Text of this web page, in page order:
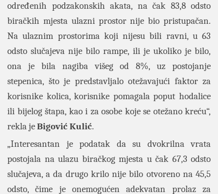
određenih podzakonskih akata, na čak 83,8 odsto
biračkih mjesta ulazni prostor nije bio pristupačan.
Na ulaznim prostorima koji nijesu bili ravni, u 63
odsto slučajeva nije bilo rampe, ili je ukoliko je bilo,
ona je bila nagiba višeg od 8%, uz postojanje
stepenica, što je predstavljalo otežavajući faktor za
korisnike kolica, korisnike pomagala poput hodalice
ili bijelog štapa, kao i za osobe koje se otežano kreću“,
rekla jeBigović Kulić.
„Interesantan je podatak da su dvokrilna vrata
postojala na ulazu biračkog mjesta u čak 67,3 odsto
slučajeva, a da drugo krilo nije bilo otvoreno na 45,5
odsto, čime je onemogućen adekvatan prolaz za